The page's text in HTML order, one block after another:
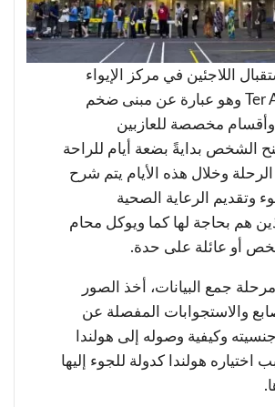
اللاجئين في مركز الإيواء
المفتوح Ter Apel وهو عبارة عن مبنى ضخم
مخصصة للعازبين
الشخص بدايةً بضعة أيام للراحة
وخلال هذه الأيام يتم شرح
وتقديم الرعاية الصحية
هم بحاجة لها كما ويوكل محام
أو عائلة على حدة.
جمع البيانات، أخذ الصور
والاستجوابات المفصلة عن
وكيفية وصوله إلى هولندا
هولندا كدولة للجوء إليها